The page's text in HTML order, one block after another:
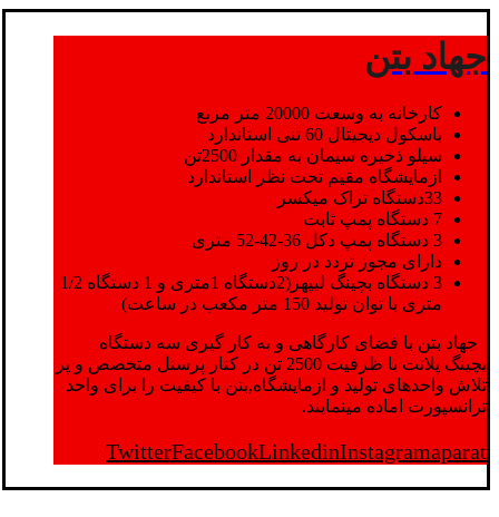
جهاد بتن
کارخانه به وسعت 20000 متر مربع
باسکول دیجیتال 60 تنی استاندارد
سیلو ذخیره سیمان به مقدار 2500تن
ازمایشگاه مقیم تحت نظر استاندارد
33دستگاه تراک میکسر
7 دستگاه پمپ ثابت
3 دستگاه پمپ دکل 36-42-52 متری
دارای مجوز تردد در روز
3 دستگاه بچینگ لیپهر(2دستگاه 1متری و 1 دستگاه 1/2
متری با توان تولید 150 متر مکعب در ساعت)
جهاد بتن با فضای کارگاهی و به کار گیری سه دستگاه
بچینگ پلانت با ظرفیت 2500 تن در کنار پرسنل متخصص و پر
تلاش واحدهای تولید و ازمایشگاه,بتن با کیفیت را برای واحد
ترانسپورت اماده مینمایند.
TwitterFacebookLinkedinInstagramaparat